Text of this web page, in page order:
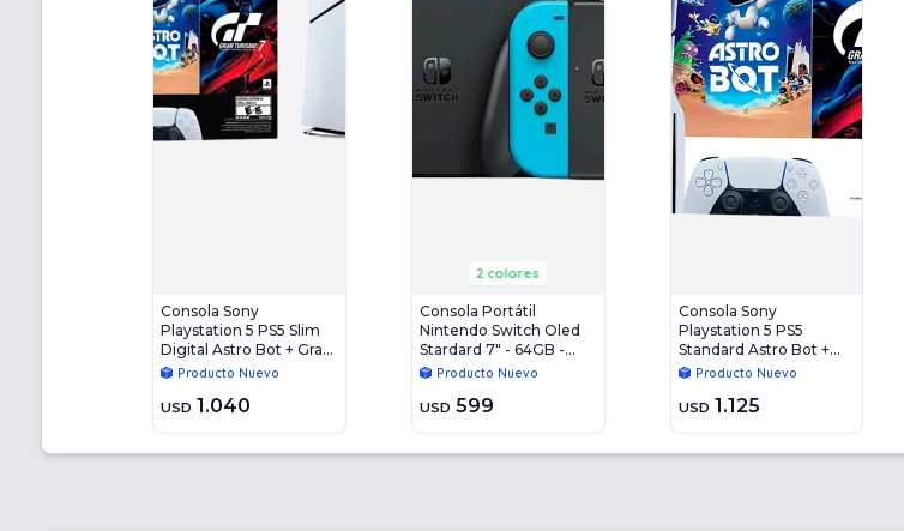
Consola Sony
Playstation 5 PS5 Slim
Digital Astro Bot + Gran
Turismo 7 16Gb - 825GB
Producto Nuevo
USD 1.040
2 colores
Consola Portátil
Nintendo Switch Oled
Stardard 7" - 64GB -
Azul Y Roja
Producto Nuevo
USD 599
Consola Sony
Playstation 5 PS5
Standard Astro Bot +
Gran Turismo 7 16Gb -
Producto Nuevo
USD 1.125